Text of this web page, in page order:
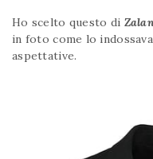
Ho scelto questo di
in foto come lo
aspettative.